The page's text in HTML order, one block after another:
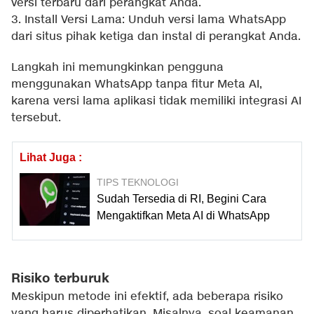
3. Install Versi Lama: Unduh versi lama WhatsApp
dari situs pihak ketiga dan instal di perangkat Anda.
Langkah ini memungkinkan pengguna
menggunakan WhatsApp tanpa fitur Meta AI,
karena versi lama aplikasi tidak memiliki integrasi AI
tersebut.
Lihat Juga :
TIPS TEKNOLOGI
Sudah Tersedia di RI, Begini Cara
Mengaktifkan Meta AI di WhatsApp
Risiko terburuk
Meskipun metode ini efektif, ada beberapa risiko